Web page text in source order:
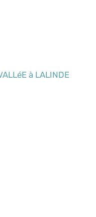
à LALINDE